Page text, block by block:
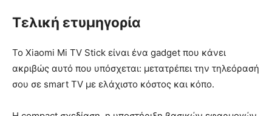
Τελική ετυμηγορία
Το Xiaomi Mi TV Stick είναι ένα gadget που κάνει
ακριβώς αυτό που υπόσχεται: μετατρέπει την τηλεόρασή
σου σε smart TV με ελάχιστο κόστος και κόπο.